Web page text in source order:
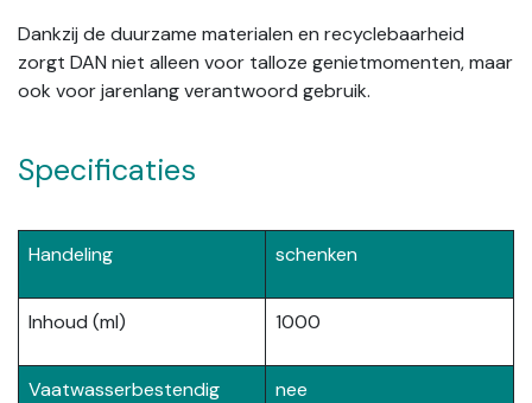
Dankzij de duurzame materialen en recyclebaarheid
zorgt DAN niet alleen voor talloze genietmomenten, maar
ook voor jarenlang verantwoord gebruik.
Specificaties
Handeling schenken
Inhoud (ml) 1000
Vaatwasserbestendig nee